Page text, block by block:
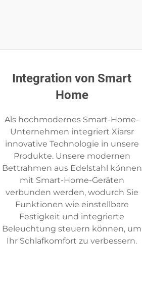
Integration von Smart
Home
Als hochmodernes Smart-Home-
Unternehmen integriert Xiarsr
innovative Technologie in unsere
Produkte. Unsere modernen
Bettrahmen aus Edelstahl können
mit Smart-Home-Geräten
verbunden werden, wodurch Sie
Funktionen wie einstellbare
Festigkeit und integrierte
Beleuchtung steuern können, um
Ihr Schlafkomfort zu verbessern.